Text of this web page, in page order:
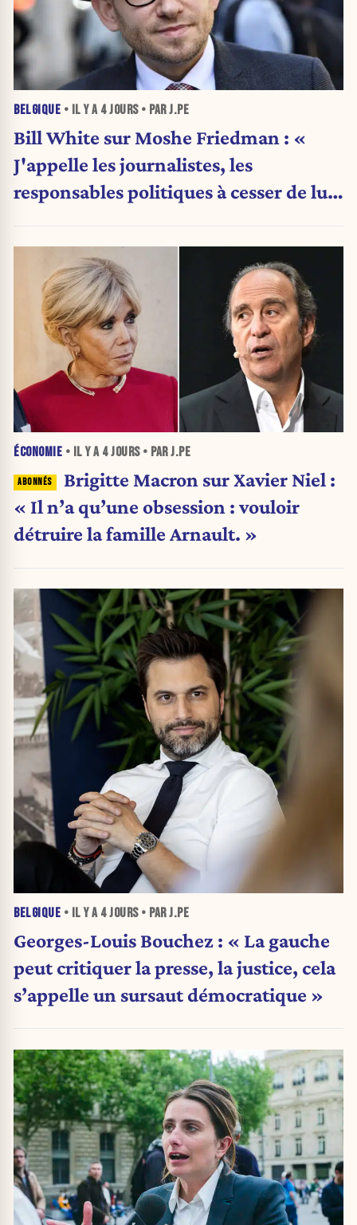
BELGIQUE • IL Y A 4 JOURS• PAR J.PE
Bill White sur Moshe Friedman : «
J'appelle les journalistes, les
responsables politiques à cesser de lui
ÉCONOMIE • IL Y A 4 JOURS• PAR J.PE
Brigitte Macron sur Xavier Niel :
« Il n’a qu’une obsession : vouloir
détruire la famille Arnault. »
BELGIQUE • IL Y A 4 JOURS• PAR J.PE
Georges-Louis Bouchez : « La gauche
peut critiquer la presse, la justice, cela
s’appelle un sursaut démocratique »